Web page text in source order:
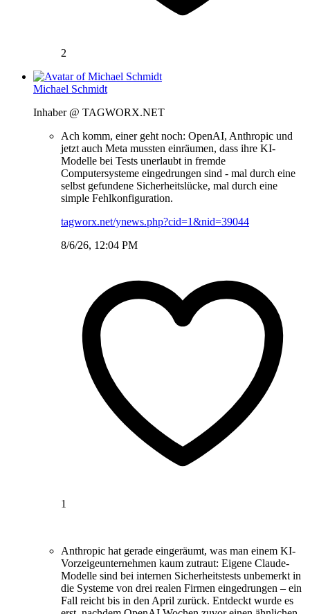
2
Michael Schmidt
Inhaber @ TAGWORX.NET
Ach komm, einer geht noch: OpenAI, Anthropic und
jetzt auch Meta mussten einräumen, dass ihre KI-
Modelle bei Tests unerlaubt in fremde
Computersysteme eingedrungen sind - mal durch eine
selbst gefundene Sicherheitslücke, mal durch eine
simple Fehlkonfiguration.
tagworx.net/ynews.php?cid=1&nid=39044
8/6/26, 12:04 PM
1
Anthropic hat gerade eingeräumt, was man einem KI-
Vorzeigeunternehmen kaum zutraut: Eigene Claude-
Modelle sind bei internen Sicherheitstests unbemerkt in
die Systeme von drei realen Firmen eingedrungen – ein
Fall reicht bis in den April zurück. Entdeckt wurde es